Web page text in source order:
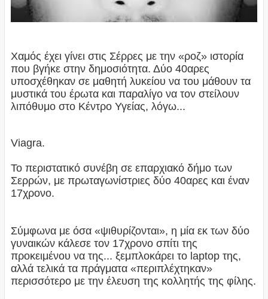
Xαμός έχει γίνει στις Σέρρες με την «ροζ» ιστορία
που βγήκε στην δημοσιότητα. Δύο 40αρες
υποσχέθηκαν σε μαθητή λυκείου να του μάθουν τα
μυστικά του έρωτα και παραλίγο να τον στείλουν
λιπόθυμο στο Κέντρο Υγείας, λόγω...
Viagra.
Το περιστατικό συνέβη σε επαρχιακό δήμο των
Σερρών, με πρωταγωνίστριες δύο 40αρες και έναν
17χρονο.
Σύμφωνα με όσα «ψιθυρίζονται», η μία εκ των δύο
γυναικών κάλεσε τον 17χρονο σπίτι της
προκειμένου να της... ξεμπλοκάρει το laptop της,
αλλά τελικά τα πράγματα «περιπλέχτηκαν»
περισσότερο με την έλευση της κολλητής της φίλης.